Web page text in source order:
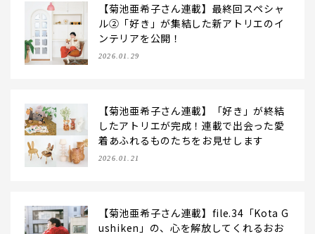
【菊池亜希子さん連載】最終回スペシャ
ル②「好き」が集結した新アトリエのイ
ンテリアを公開！
2026.01.29
【菊池亜希子さん連載】「好き」が終結
したアトリエが完成！連載で出会った愛
着あふれるものたちをお見せします
2026.01.21
【菊池亜希子さん連載】file.34「Kota G
ushiken」の、心を解放してくれるおお